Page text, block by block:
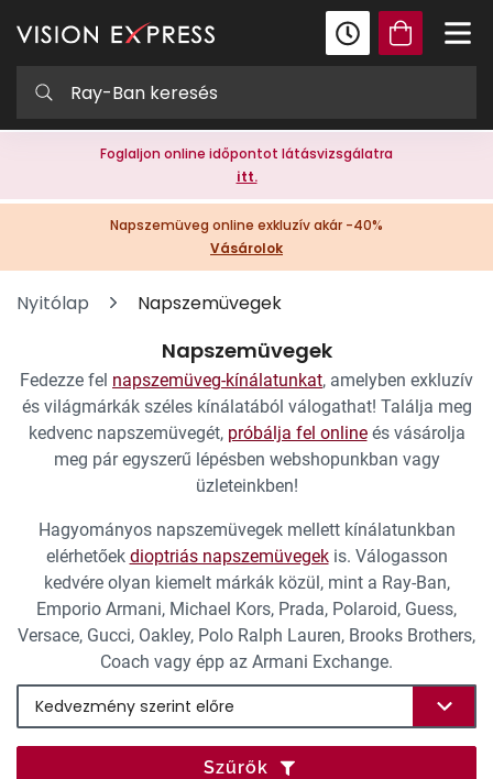
Foglaljon online időpontot látásvizsgálatra
itt.
Napszemüveg online exkluzív akár -40%
Vásárolok
Nyitólap Napszemüvegek
Napszemüvegek
Fedezze fel napszemüveg-kínálatunkat, amelyben exkluzív
és világmárkák széles kínálatából válogathat! Találja meg
kedvenc napszemüvegét, próbálja fel onlineés vásárolja
meg pár egyszerű lépésben webshopunkban vagy
üzleteinkben!
Hagyományos napszemüvegek mellett kínálatunkban
elérhetőek dioptriás napszemüvegekis. Válogasson
kedvére olyan kiemelt márkák közül, mint a Ray-Ban,
Emporio Armani, Michael Kors, Prada, Polaroid, Guess,
Versace, Gucci, Oakley, Polo Ralph Lauren, Brooks Brothers,
Coach vagy épp az Armani Exchange.
Szűrők